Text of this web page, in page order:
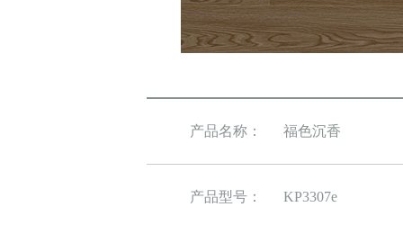
产品名称： 福色沉香
产品型号： KP3307e